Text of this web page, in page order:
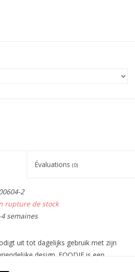
Évaluations (0)
2
rupture de stock
semaines
uit tot dagelijks gebruik met zijn
design. FOODIE is een